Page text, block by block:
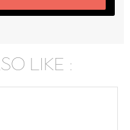
LIKE :